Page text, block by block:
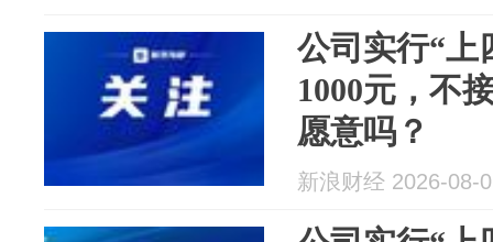
公司实行“上
1000元，不
愿意吗？
新浪财经 2026-08-